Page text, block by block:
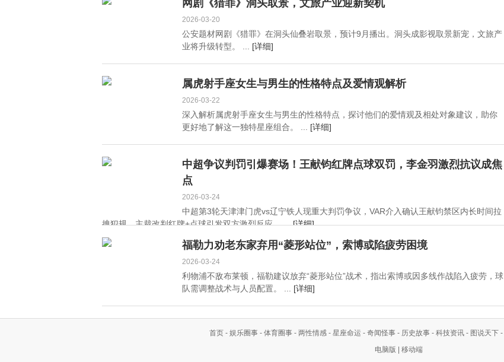
网剧《猎罪》洞头取景，文旅产业迎新契机
2026-03-20
公安题材网剧《猎罪》在洞头仙叠岩取景，预计9月播出。洞头成影视取景新宠，文旅产
业将升级转型。 ... [详细]
属虎射手座女生与男生的性格特点及爱情观解析
2026-03-22
深入解析属虎射手座女生与男生的性格特点，探讨他们的爱情观及相处对象建议，助你
更好地了解这一独特星座组合。 ... [详细]
中超争议判罚引爆赛场！王献钧红牌点球双罚，李金羽激烈抗议成焦
点
2026-03-24
中超第3轮天津津门虎vs辽宁铁人现重大判罚争议，VAR介入确认王献钧禁区内长时间拉
拽犯规，主裁改判红牌+点球引发双方激烈反应。 ...[详细]
福勒力劝老东家弃用“菱形站位”，索博或陷疲劳困境
2026-03-24
利物浦不敌布莱顿，福勒建议放弃“菱形站位”战术，指出索博或因多线作战陷入疲劳，球
队需调整战术与人员配置。 ... [详细]
首页 - 娱乐圈事 - 体育圈事 - 两性情感 - 星座命运 - 奇闻怪事 - 历史故事 - 科技资讯 - 图说天下 -
电脑版
移动端